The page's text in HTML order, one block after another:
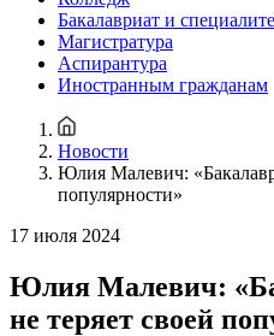
Бакалавриат и
Магистратура
Аспирантура
Иностранным гражданам
Новости
Юлия Малевич:
популярности»
17 июля 2024
Юлия Малевич:
не теряет своей